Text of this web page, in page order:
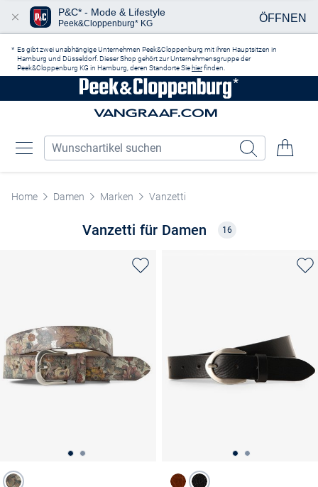
Es gibt zwei unabhängige Unternehmen Peek&Cloppenburg mit ihren Hauptsitzen in
Hamburg und Düsseldorf. Dieser Shop gehört zur Unternehmensgruppe der
Peek&Cloppenburg KG in Hamburg, deren Standorte Sie hierfinden.
Home Damen Marken Vanzetti
Vanzetti für Damen 16
P&C* - Mode & Lifestyle
Peek&Cloppenburg* KG ÖFFNEN